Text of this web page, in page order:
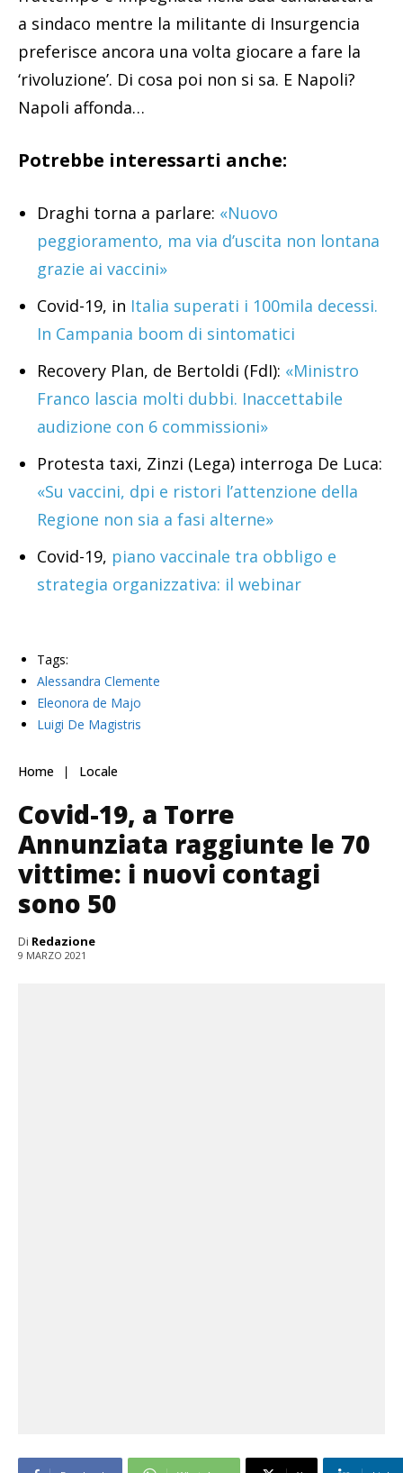
a sindaco mentre la militante di Insurgencia
preferisce ancora una volta giocare a fare la
‘rivoluzione’. Di cosa poi non si sa. E Napoli?
Napoli affonda…
Potrebbe interessarti anche:
Draghi torna a parlare: «Nuovo
peggioramento, ma via d’uscita non lontana
grazie ai vaccini»
Covid-19, in Italia superati i 100mila decessi.
In Campania boom di sintomatici
Recovery Plan, de Bertoldi (FdI): «Ministro
Franco lascia molti dubbi. Inaccettabile
audizione con 6 commissioni»
Protesta taxi, Zinzi (Lega) interroga De Luca:
«Su vaccini, dpi e ristori l’attenzione della
Regione non sia a fasi alterne»
Covid-19, piano vaccinale tra obbligo e
strategia organizzativa: il webinar
Tags:
Alessandra Clemente
Eleonora de Majo
Luigi De Magistris
Home Locale
Covid-19, a Torre
Annunziata raggiunte le 70
vittime: i nuovi contagi
sono 50
Di Redazione
9 MARZO 2021